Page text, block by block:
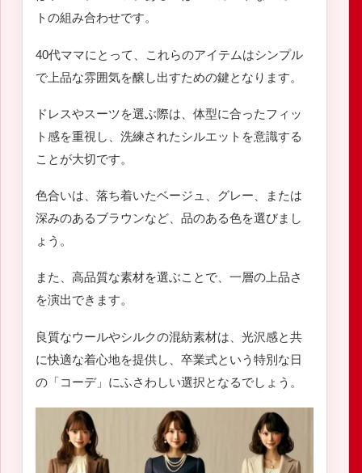
トの組み合わせです。
40代ママにとって、これらのアイテムはシンプル
で上品な雰囲気を醸し出すための鍵となります。
ドレスやスーツを選ぶ際は、体型に合ったフィッ
ト感を重視し、洗練されたシルエットを意識する
ことが大切です。
色合いは、落ち着いたベージュ、グレー、または
深みのあるブラウンなど、品のある色を選びまし
ょう。
また、高品質な素材を選ぶことで、一層の上品さ
を演出できます。
良質なウールやシルクの混紡素材は、光沢感と共
に快適な着心地を提供し、卒業式という特別な日
の「コーデ」にふさわしい選択となるでしょう。